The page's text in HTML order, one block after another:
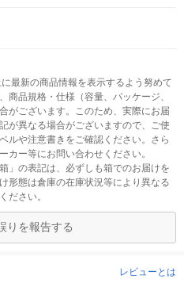
最新の商品情報を表示するよう努めて
商品規格・仕様（容量、パッケージ、
がございます。このため、実際にお届
が異なる場合がございますので、ご使
ルや注意書きをご確認ください。さら
カー等にお問い合わせください。
」の表記は、必ずしも箱でのお届けを
形態は倉庫の在庫状況等により異なる
ださい。
りを報告する
レビューとは